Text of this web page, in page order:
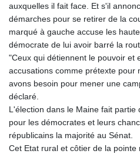
auxquelles il fait face. Et s'il
démarches pour se retirer de la
marqué à gauche accuse les
démocrate de lui avoir barré la
"Ceux qui détiennent le pouvoir et
accusations comme prétexte pour
avons besoin pour mener une
déclaré.
L'élection dans le Maine fait
pour les démocrates et leurs
républicains la majorité au Sénat.
Cet Etat rural et côtier de la